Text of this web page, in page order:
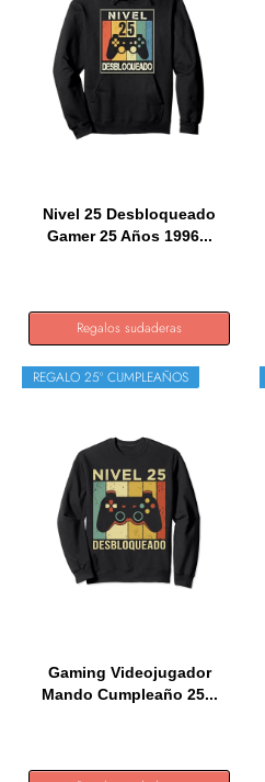
Nivel 25 Desbloqueado
Gamer 25 Años 1996...
Regalos sudaderas
REGALO 25º CUMPLEAÑOS
Gaming Videojugador
Mando Cumpleaño 25...